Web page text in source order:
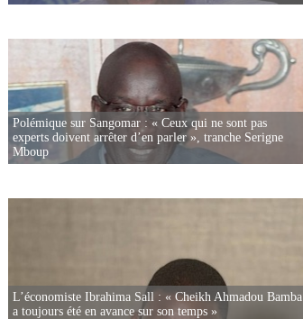
Polémique sur Sangomar : « Ceux qui ne sont pas
experts doivent arrêter d’en parler », tranche Serigne
Mboup
L’économiste Ibrahima Sall : « Cheikh Ahmadou Bamba
a toujours été en avance sur son temps »